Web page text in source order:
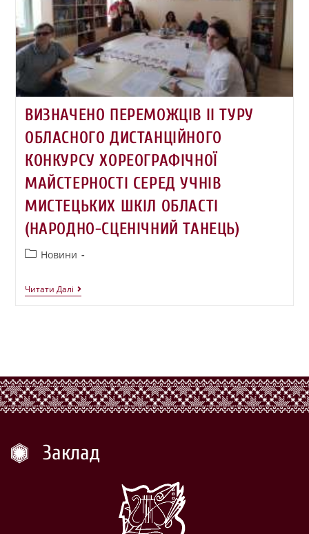
ВИЗНАЧЕНО ПЕРЕМОЖЦІВ ІІ ТУРУ
ОБЛАСНОГО ДИСТАНЦІЙНОГО
КОНКУРСУ ХОРЕОГРАФІЧНОЇ
МАЙСТЕРНОСТІ СЕРЕД УЧНІВ
МИСТЕЦЬКИХ ШКІЛ ОБЛАСТІ
(НАРОДНО-СЦЕНІЧНИЙ ТАНЕЦЬ)
Новини
Читати Далі
Заклад